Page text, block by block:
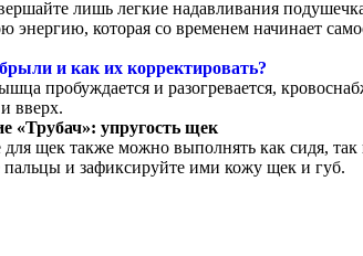
лишь легкие надавливания
которая со временем начинает
и как их корректировать?
пробуждается и разогревается,
вверх.
«Трубач»: упругость щек
щек также можно выполнять как сидя, так
пальцы и зафиксируйте ими кожу щек и губ.